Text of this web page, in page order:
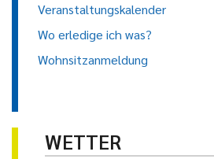
Veranstaltungskalender
Wo erledige ich was?
Wohnsitzanmeldung
WETTER